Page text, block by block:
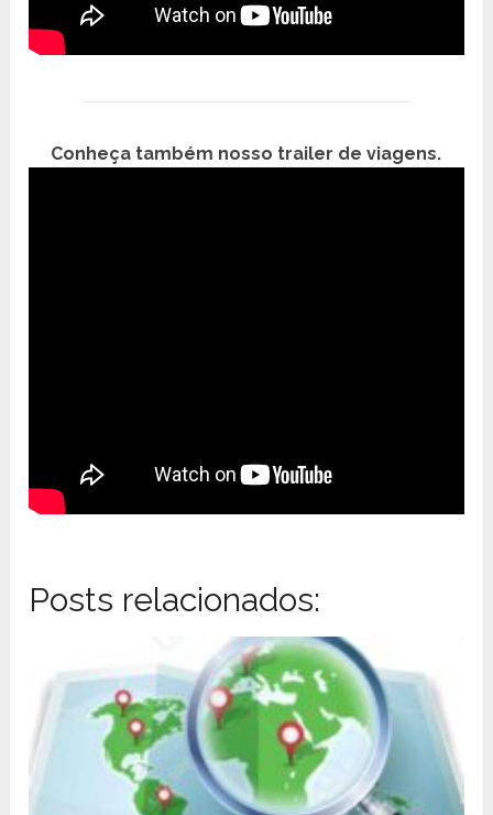
Conheça também nosso trailer de viagens.
Posts relacionados: